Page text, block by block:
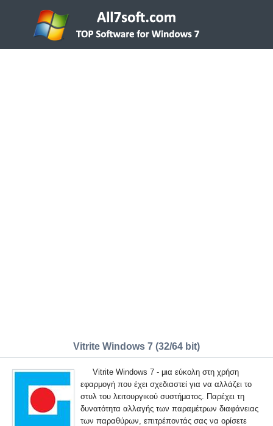
Vitrite Windows 7 (32/64 bit)
Vitrite Windows 7 - μια εύκολη στη χρήση
εφαρμογή που έχει σχεδιαστεί για να αλλάζει το
στυλ του λειτουργικού συστήματος. Παρέχει τη
δυνατότητα αλλαγής των παραμέτρων διαφάνειας
των παραθύρων, επιτρέποντάς σας να ορίσετε